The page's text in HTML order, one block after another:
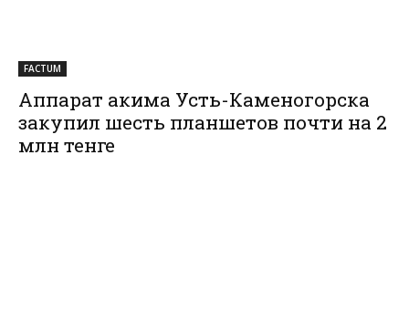
FACTUM
Аппарат акима Усть-Каменогорска
закупил шесть планшетов почти на 2
млн тенге